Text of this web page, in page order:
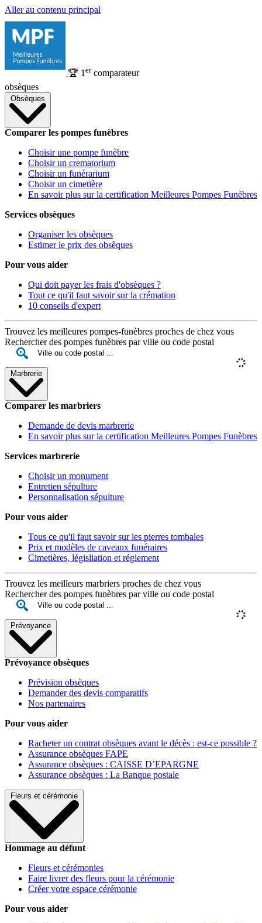
Aller au contenu principal
🏆 1 ercomparateur
obsèques
Obsèques
Comparer les pompes funèbres
Choisir une pompe funèbre
Choisir un crematorium
Choisir un funérarium
Choisir un cimetière
En savoir plus sur la certification Meilleures Pompes Funèbres
Services obsèques
Organiser les obsèques
Estimer le prix des obsèques
Pour vous aider
Qui doit payer les frais d'obsèques ?
Tout ce qu'il faut savoir sur la crémation
10 conseils d'expert
Trouvez les meilleures pompes-funèbres proches de chez vous
Rechercher des pompes funèbres par ville ou code postal
Marbrerie
Comparer les marbriers
Demande de devis marbrerie
En savoir plus sur la certification Meilleures Pompes Funèbres
Services marbrerie
Choisir un monument
Entretien sépulture
Personnalisation sépulture
Pour vous aider
Tous ce qu'il faut savoir sur les pierres tombales
Prix et modèles de caveaux funéraires
Cimetières, législiation et réglement
Trouvez les meilleurs marbriers proches de chez vous
Rechercher des pompes funèbres par ville ou code postal
Prévoyance
Prévoyance obsèques
Prévision obsèques
Demander des devis comparatifs
Nos partenaires
Pour vous aider
Racheter un contrat obsèques avant le décès : est-ce possible ?
Assurance obsèques FAPE
Assurance obsèques : CAISSE D’EPARGNE
Assurance obsèques : La Banque postale
Fleurs et cérémonie
Hommage au défunt
Fleurs et cérémonies
Faire livrer des fleurs pour la cérémonie
Créer votre espace cérémonie
Pour vous aider